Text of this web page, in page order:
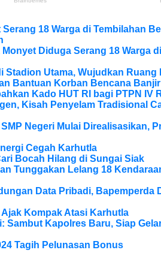
18 Warga di Tembilahan
Diduga Serang 18 Warga
Stadion Utama, Wujudkan
Bantuan Korban Bencana
Kado HUT RI bagi PTPN IV
Kisah Penyelam Tradisional
Negeri Mulai Direalisasikan,
Cegah Karhutla
Bocah Hilang di Sungai Siak
Tunggakan Lelang 18
Data Pribadi, Bapemperda
Kompak Atasi Karhutla
Sambut Kapolres Baru, Siap
Tagih Pelunasan Bonus